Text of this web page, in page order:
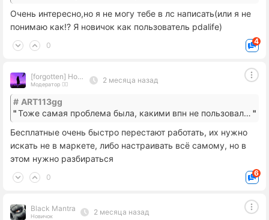
Очень интересно,но я не могу тебе в лс написать(или я не
понимаю как!? Я новичок как пользователь pdalife)
0 4
[forgotten] How much is your life worth
Модератор 👮‍♂ 2 месяца назад
# ART113gg
Тоже самая проблема была, какими впн не пользовался, рано или поздно загибаеются и не подключается, сейчас пользуюсь AmneziaWG, там для работы нужны конфиг файлы, а где их достать, можешь написать мне в лс, если интересно.
Бесплатные очень быстро перестают работать, их нужно
искать не в маркете, либо настраивать всё самому, но в
этом нужно разбираться
0 6
Black Mantra
Новичок 2 месяца назад